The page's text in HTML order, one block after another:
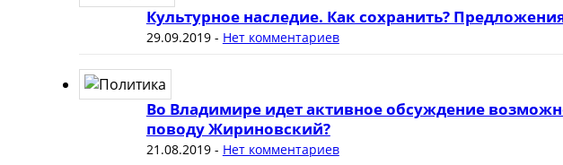
Культурное наследие. Как сохранить?
29.09.2019- Нет комментариев
Во Владимире идет активное обсуждение
поводу Жириновский?
21.08.2019- Нет комментариев